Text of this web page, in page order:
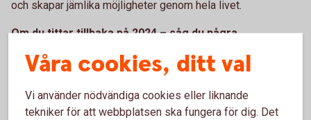
och skapar jämlika möjligheter genom hela livet.
Om du tittar tillbaka på 2024 – såg du några
Ja, vi blev tydligare med hållbarhetsinformation så att alla
se hur hållbart deras sparande var.
Våra cookies, ditt val
Vi använder nödvändiga cookies eller liknande
tekniker för att webbplatsen ska fungera för dig. Det